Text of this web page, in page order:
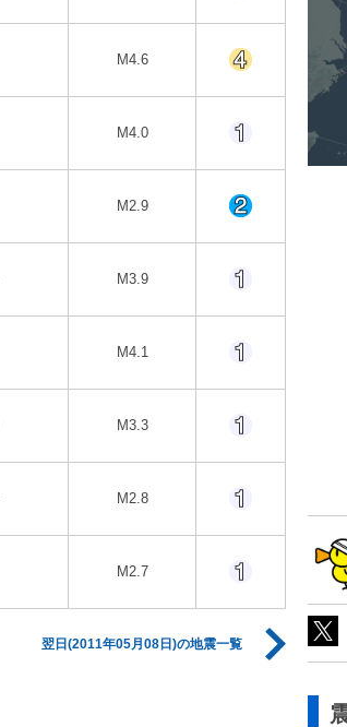
M4.6
M4.0
M2.9
M3.9
M4.1
M3.3
M2.8
M2.7
翌日(2011年05月08日)の地震一覧